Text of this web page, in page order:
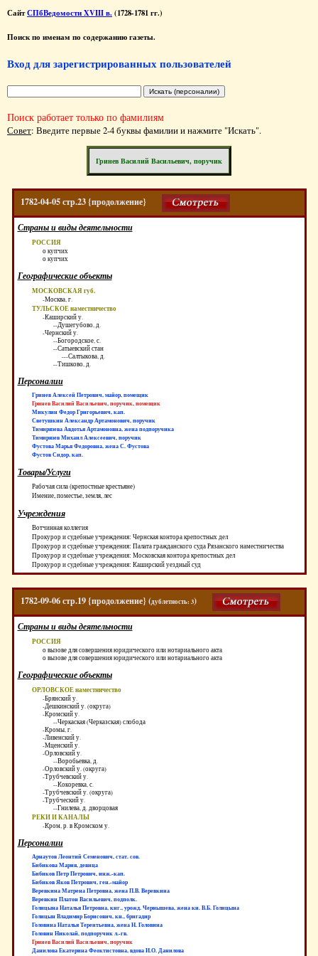
СайтСПбВедомости XVIII в. (1728-1781 гг.)
Поиск по именам по содержанию газеты.
Вход для зарегистрированных пользователей
Поиск работает только по фамилиям
Совет: Введите первые 2-4 буквы фамилии и нажмите "Искать".
Гринев Василий Васильевич, поручик
1782-04-05 стр.23 {продолжение}
Страны и виды деятельности
РОССИЯ
о купчих
о купчих
Географические объекты
МОСКОВСКАЯ губ.
-Москва, г.
ТУЛЬСКОЕ наместничество
-Каширский у.
--Душегубово, д.
-Чернский у.
--Богородское, с.
--Сатыевский стан
---Салтыкова, д.
--Тишково, д.
Персоналии
Гринев Алексей Петрович, майор, помещик
Гринев Василий Васильевич, поручик, помещик
Микулин Федор Григорьевич, кап.
Светушкин Александр Артамонович, поручик
Тимирязева Авдотья Артамоновна, жена подпоручика
Тимирязев Михаил Алексеевич, поручик
Фустова Марья Федоровна, жена С. Фустова
Фустов Сидор, кап.
Товары/Услуги
Рабочая сила (крепостные крестьяне)
Имение, поместье, земля, лес
Учреждения
Вотчинная коллегия
Прокурор и судебные учреждения: Чернская контора крепостных дел
Прокурор и судебные учреждения: Палата гражданского суда Рязанского наместничества
Прокурор и судебные учреждения: Московская контора крепостных дел
Прокурор и судебные учреждения: Каширский уездный суд
1782-09-06 стр.19 {продолжение} (дублетность: 3)
Страны и виды деятельности
РОССИЯ
о вызове для совершения юридического или нотариального акта
о вызове для совершения юридического или нотариального акта
Географические объекты
ОРЛОВСКОЕ наместничество
-Брянский у.
-Дешкинский у. (округа)
-Кромский у.
--Черкаская (Черказская) слобода
-Кромы, г.
-Ливенский у.
-Мценский у.
-Орловский у.
--Воробьевка, д.
-Орловский у. (округа)
-Трубчевский у.
--Кокоревка, с.
-Трубчевский у. (округа)
-Трубческий у.
--Гнилева, д. дворцовая
РЕКИ И КАНАЛЫ
-Кром, р. в Кромском у.
Персоналии
Арнаутов Леонтий Семенович, стат. сов.
Бибикова Мария, девица
Бибиков Петр Петрович, инж.-кап.
Бибиков Яков Петрович, ген.-майор
Веревкина Матрена Петровна, жена П.В. Веревкина
Веревкин Платон Васильевич, подполк.
Голицына Наталья Петровна, кнг., урожд. Чернышева, жена кн. В.Б. Голицына
Голицын Владимир Борисович, кн., бригадир
Головина Наталья Терентьевна, жена Н. Головина
Головин Николай, подпоручик л.-гв.
Гринев Василий Васильевич, поручик
Данилова Екатерина Феоктистовна, вдова И.О. Данилова